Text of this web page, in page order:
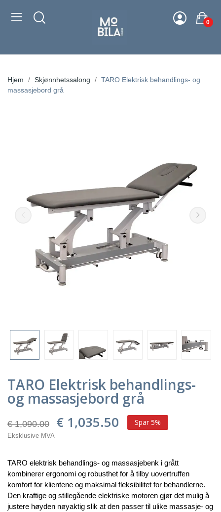
0
Hjem Skjønnhetssalong
TARO Elektrisk behandlings- og
massasjebord grå
TARO Elektrisk behandlings-
og massasjebord grå
€ 1,090.00 € 1,035.50 Spar 5%
Eksklusive MVA
TARO elektrisk behandlings- og massasjebenk i grått
kombinerer ergonomi og robusthet for å tilby uovertruffen
komfort for klientene og maksimal fleksibilitet for behandlerne.
Den kraftige og stillegående elektriske motoren gjør det mulig å
justere høyden nøyaktig slik at den passer til ulike massasje- og